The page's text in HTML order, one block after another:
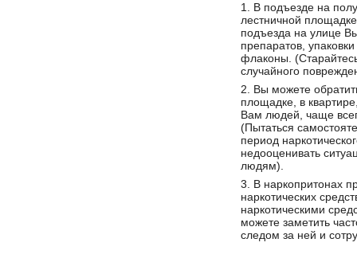
1. В подъезде на
лестничной
подъезда на улице
препаратов,
флаконы.
случайного
2. Вы можете
площадке, в
Вам людей, чаще
(Пытаться
период
недооценивать
людям).
3. В наркопритонах
наркотических
наркотическими
можете заметить
следом за ней и